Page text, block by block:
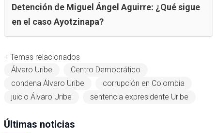
Detención de Miguel Ángel Aguirre: ¿Qué sigue
en el caso Ayotzinapa?
+ Temas relacionados
Álvaro Uribe
Centro Democrático
condena Álvaro Uribe
corrupción en Colombia
juicio Álvaro Uribe
sentencia expresidente Uribe
Últimas noticias